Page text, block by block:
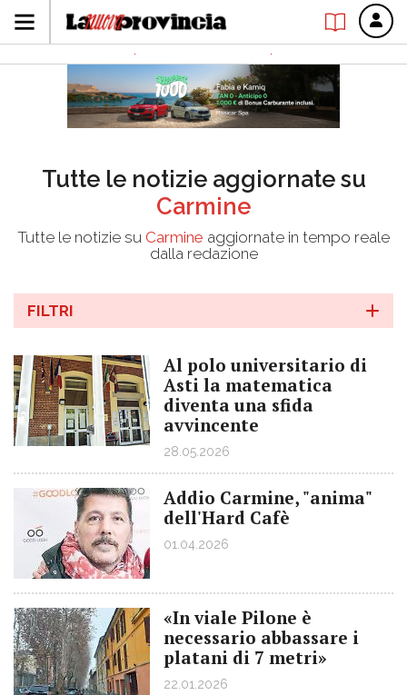
Tutte le notizie aggiornate su
Carmine
Tutte le notizie su Carmine aggiornate in tempo reale
dalla redazione
FILTRI
Al polo universitario di
Asti la matematica
diventa una sfida
avvincente
28.05.2026
Addio Carmine, "anima"
dell'Hard Cafè
01.04.2026
«In viale Pilone è
necessario abbassare i
platani di 7 metri»
22.01.2026